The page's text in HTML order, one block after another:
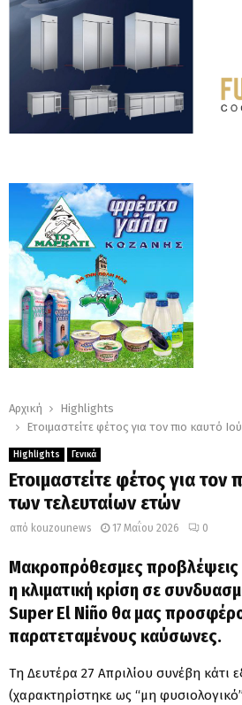
Αρχική
Highlights
Ετοιμαστείτε φέτος για τον πιο καυτό
Highlights Γενικά
Ετοιμαστείτε φέτος για τον
των τελευταίων ετών
από kouzounews 17 Μαΐου 2026 0
Μακροπρόθεσμες
η κλιματική κρίση σε
Super El Niño θα μας
παρατεταμένους καύσωνες.
Τη Δευτέρα 27 Απριλίου συνέβη κάτι
(χαρακτηρίστηκε ως “μη